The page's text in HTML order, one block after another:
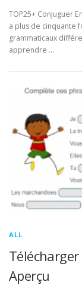
TOP25+ Conjuguer
a plus de cinquante
grammaticaux
apprendre …
ALL
Aperçu